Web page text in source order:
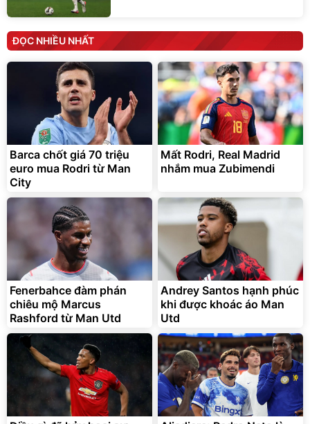
ĐỌC NHIỀU NHẤT
Barca chốt giá 70 triệu
euro mua Rodri từ Man
City
Mất Rodri, Real Madrid
nhắm mua Zubimendi
Fenerbahce đàm phán
chiêu mộ Marcus
Rashford từ Man Utd
Andrey Santos hạnh phúc
khi được khoác áo Man
Utd